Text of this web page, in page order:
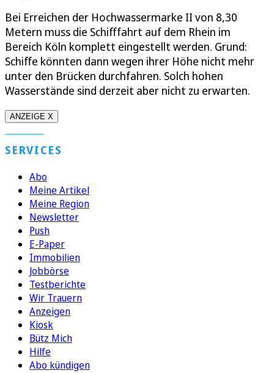
Bei Erreichen der Hochwassermarke II von 8,30
Metern muss die Schifffahrt auf dem Rhein im
Bereich Köln komplett eingestellt werden. Grund:
Schiffe könnten dann wegen ihrer Höhe nicht mehr
unter den Brücken durchfahren. Solch hohen
Wasserstände sind derzeit aber nicht zu erwarten.
ANZEIGE X
SERVICES
Abo
Meine Artikel
Meine Region
Newsletter
Push
E-Paper
Immobilien
Jobbörse
Testberichte
Wir Trauern
Anzeigen
Kiosk
Bütz Mich
Hilfe
Abo kündigen